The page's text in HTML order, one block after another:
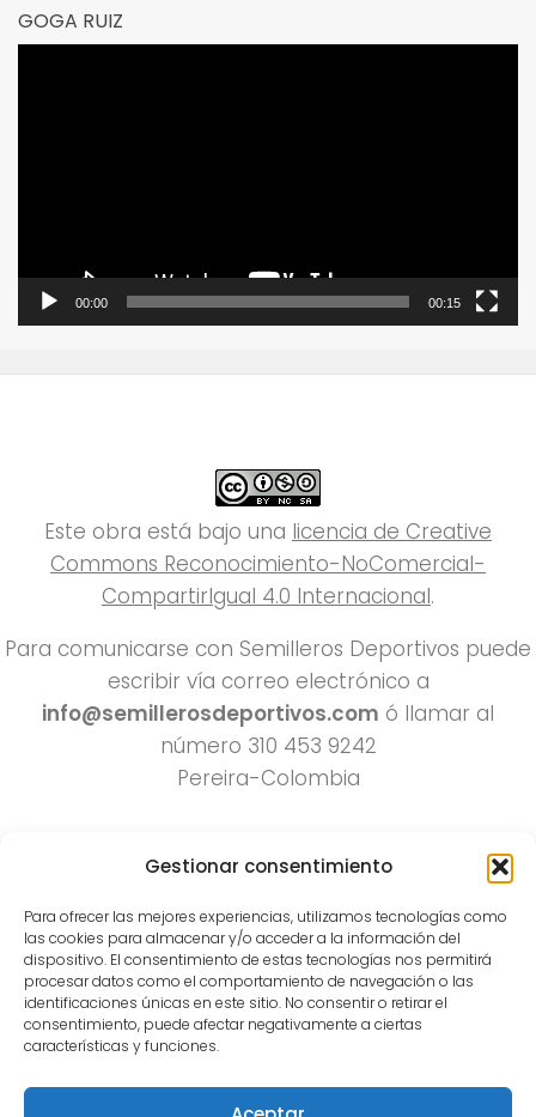
Gestionar consentimiento
Para ofrecer las mejores experiencias, utilizamos tecnologías como
las cookies para almacenar y/o acceder a la información del
dispositivo. El consentimiento de estas tecnologías nos permitirá
procesar datos como el comportamiento de navegación o las
identificaciones únicas en este sitio. No consentir o retirar el
consentimiento, puede afectar negativamente a ciertas
características y funciones.
GOGA RUIZ
00:00 00:15
Este obra está bajo una licencia de Creative
Commons Reconocimiento-NoComercial-
CompartirIgual 4.0 Internacional.
Para comunicarse con Semilleros Deportivos puede
escribir vía correo electrónico a
info@semillerosdeportivos.com ó llamar al
número 310 453 9242
Pereira-Colombia
Todos los derechos reservados 2022.
Funciona con - Diseñado con el